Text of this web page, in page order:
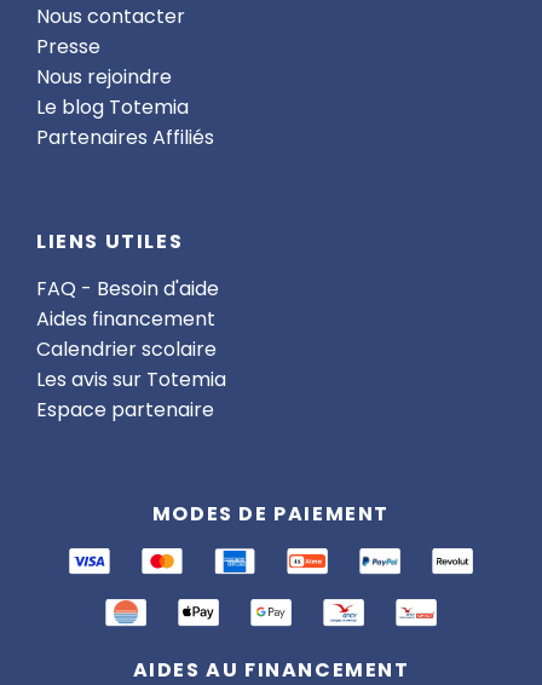
Nous contacter
Presse
Nous rejoindre
Le blog Totemia
Partenaires Affiliés
LIENS UTILES
FAQ - Besoin d'aide
Aides financement
Calendrier scolaire
Les avis sur Totemia
Espace partenaire
MODES DE PAIEMENT
AIDES AU FINANCEMENT